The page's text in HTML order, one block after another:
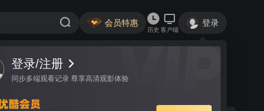
会员特惠
历史 客户端
登录
登录/注册
同步多端观看记录 尊享高清观影体验